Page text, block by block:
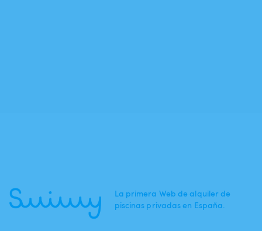
La primera Web de alquiler de
piscinas privadas en España.